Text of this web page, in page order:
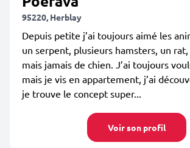
95220, Herblay
Depuis petite j’ai toujours aimé les
un serpent, plusieurs hamsters, un rat,
mais jamais de chien. J’ai toujours
mais je vis en appartement, j’ai
je trouve le concept super...
Voir son profil